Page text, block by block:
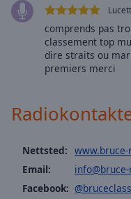
Color
Opacity
Caption
comprends pas
classement top
dire straits ou
premiers merci
Nettsted:
Email:
Facebook: